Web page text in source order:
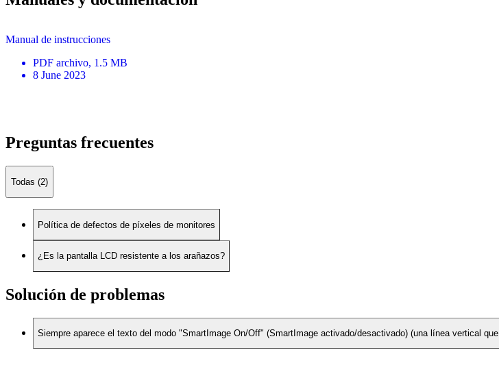
Manual de instrucciones
PDF archivo, 1.5 MB
8 June 2023
Preguntas frecuentes
Todas (2)
Política de defectos de píxeles de monitores
¿Es la pantalla LCD resistente a los arañazos?
Solución de problemas
Siempre aparece el texto del modo "SmartImage On/Off" (SmartImage activado/desactivado) (una línea vertical